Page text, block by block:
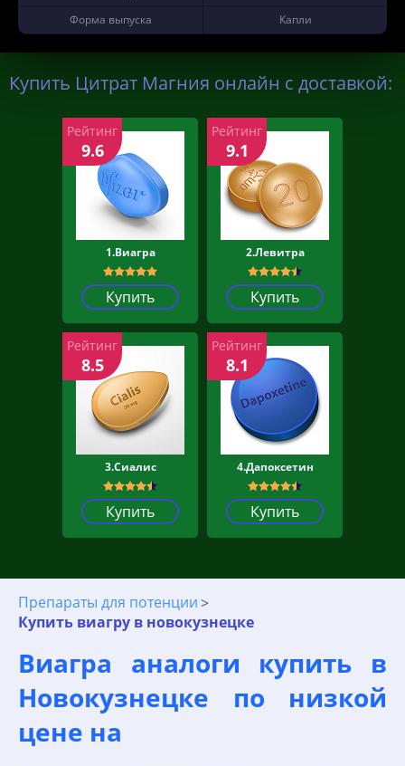
Форма выпуска
Капли
Купить Цитрат Магния онлайн с доставкой:
1.Виагра
Купить
Рейтинг
9.6
2.Левитра
Купить
Рейтинг
9.1
3.Сиалис
Купить
Рейтинг
8.5
4.Дапоксетин
Купить
Рейтинг
8.1
Препараты для потенции
Купить виагру в новокузнецке
Виагра аналоги купить в
Новокузнецке по низкой
цене на